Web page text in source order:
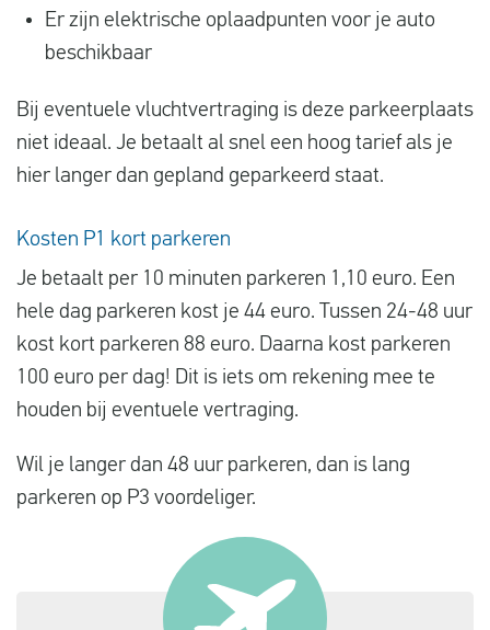
Er zijn elektrische oplaadpunten voor je auto
beschikbaar
Bij eventuele vluchtvertraging is deze parkeerplaats
niet ideaal. Je betaalt al snel een hoog tarief als je
hier langer dan gepland geparkeerd staat.
Kosten P1 kort parkeren
Je betaalt per 10 minuten parkeren 1,10 euro. Een
hele dag parkeren kost je 44 euro. Tussen 24-48 uur
kost kort parkeren 88 euro. Daarna kost parkeren
100 euro per dag! Dit is iets om rekening mee te
houden bij eventuele vertraging.
Wil je langer dan 48 uur parkeren, dan is lang
parkeren op P3 voordeliger.